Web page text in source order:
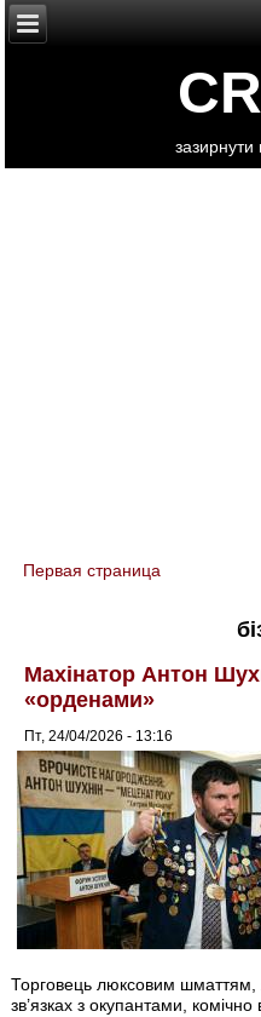
зазирнути
You are here
Первая страница
Махінатор Антон
«орденами»
Пт, 24/04/2026 - 13:16
Торговець люксовим шматтям,
зв’язках з окупантами,